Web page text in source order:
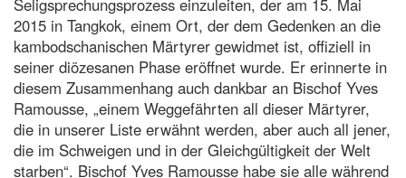
Seligsprechungsprozess einzuleiten, der am 15. Mai
2015 in Tangkok, einem Ort, der dem Gedenken an die
kambodschanischen Märtyrer gewidmet ist, offiziell in
seiner diözesanen Phase eröffnet wurde. Er erinnerte in
diesem Zusammenhang auch dankbar an Bischof Yves
Ramousse, „einem Weggefährten all dieser Märtyrer,
die in unserer Liste erwähnt werden, aber auch all jener,
die im Schweigen und in der Gleichgültigkeit der Welt
starben“. Bischof Yves Ramousse habe sie alle während